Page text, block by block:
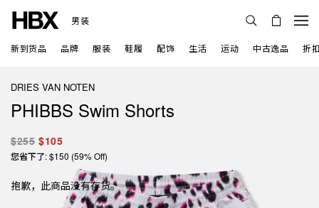
男装
新到货品 品牌 服装 鞋履 配饰 生活 运动 中古逸品 折
DRIES VAN NOTEN
PHIBBS Swim Shorts
$255 $105
您省下了: $150 (59% Off)
抱歉，此商品没有存货。